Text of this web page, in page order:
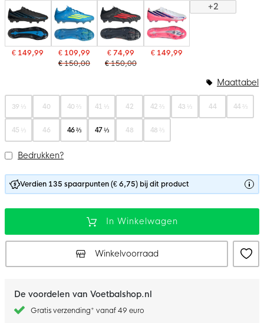
€ 149,99
€ 109,99
€ 150,00
€ 74,99
€ 150,00
€ 149,99
+2
39 ⅓ 40 40 ⅔ 41 ⅓ 42 42 ⅔ 43 ⅓ 44 44 ⅔
45 ⅓ 46 46 ⅔ 47 ⅓ 48 48 ⅔
Maattabel
Bedrukken?
Verdien 135 spaarpunten (€ 6,75) bij dit product
In Winkelwagen
Winkelvoorraad
De voordelen van Voetbalshop.nl
Gratis verzending* vanaf 49 euro